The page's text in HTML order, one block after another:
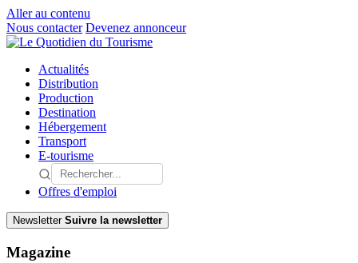
Aller au contenu
Nous contacter Devenez annonceur
Actualités
Distribution
Production
Destination
Hébergement
Transport
E-tourisme
Offres d'emploi
Newsletter Suivre la newsletter
Magazine